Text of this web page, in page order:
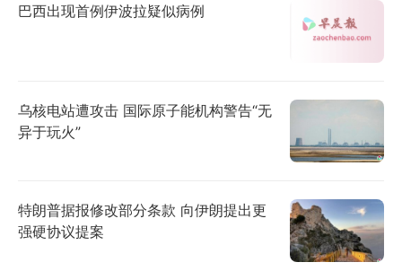
巴西出现首例伊波拉疑似病例
乌核电站遭攻击 国际原子能机构警告“无
异于玩火”
特朗普据报修改部分条款 向伊朗提出更
强硬协议提案